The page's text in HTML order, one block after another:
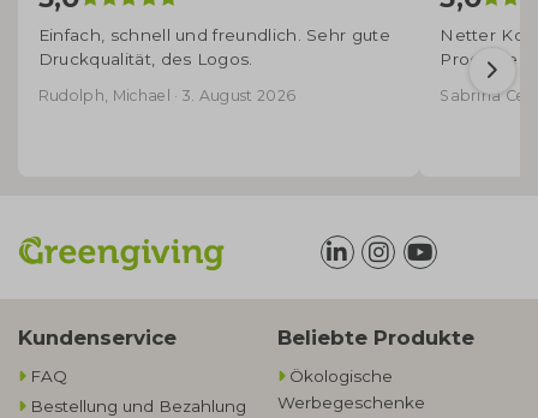
Einfach, schnell und freundlich. Sehr gute
Druckqualität, des Logos.
Rudolph, Michael · 3. August 2026
Netter
Produkte -
Sabrina
Kundenservice
FAQ
Bestellung und Bezahlung
Beliebte Produkte
Ökologische
Werbegeschenke​